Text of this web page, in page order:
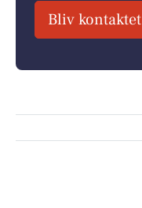
Bliv kontaktet